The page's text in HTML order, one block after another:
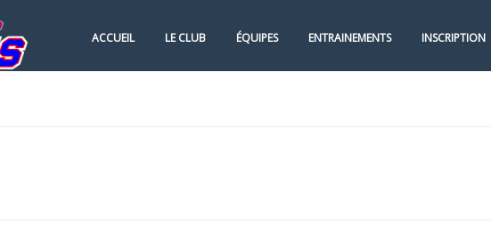
ACCUEIL LE CLUB ÉQUIPES ENTRAINEMENTS INSCRIPTION